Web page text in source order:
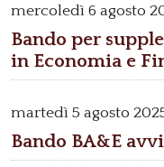
mercoledì 6 agosto
Bando per
in Economia e
martedì 5 agosto
Bando BA&E